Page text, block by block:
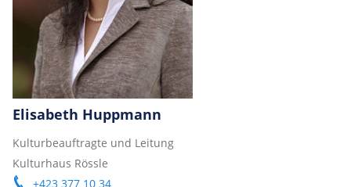
Elisabeth Huppmann
Kulturbeauftragte und Leitung
Kulturhaus Rössle
+423 377 10 34